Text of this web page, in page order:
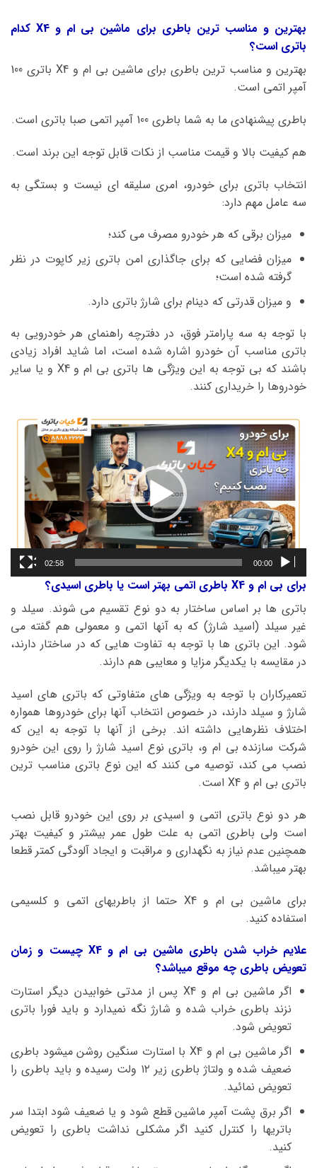
بهترین و مناسب ترین باطری برای ماشین بی ام و X4 کدام
باتری است؟
بهترین و مناسب ترین باطری برای ماشین بی ام و X4 باتری 100
آمپر اتمی است.
باطری پیشنهادی ما به شما باطری 100 آمپر اتمی صبا باتری است.
هم کیفیت بالا و قیمت مناسب از نکات قابل توجه این برند است.
انتخاب باتری برای خودرو، امری سلیقه ای نیست و بستگی به
سه عامل مهم دارد:
میزان برقی که هر خودرو مصرف می کند؛
میزان فضایی که برای جاگذاری امن باتری زیر کاپوت در نظر
گرفته شده است؛
و میزان قدرتی که دینام برای شارژ باتری دارد.
با توجه به سه پارامتر فوق، در دفترچه راهنمای هر خودرویی به
باتری مناسب آن خودرو اشاره شده است، اما شاید افراد زیادی
باشند که بی توجه به این ویژگی ها باتری بی ام و X4 و یا سایر
خودروها را خریداری کنند.
نمایشگر
ویدیو
00:00
02:58
برای بی ام و X4 باطری اتمی بهتر است یا باطری اسیدی؟
باتری ها بر اساس ساختار به دو نوع تقسیم می شوند. سیلد و
غیر سیلد (اسید شارژ) که به آنها اتمی و معمولی هم گفته می
شود. این باتری ها با توجه به تفاوت هایی که در ساختار دارند،
در مقایسه با یکدیگر مزایا و معایبی هم دارند.
تعمیرکاران با توجه به ویژگی های متفاوتی که باتری های اسید
شارژ و سیلد دارند، در خصوص انتخاب آنها برای خودروها همواره
اختلاف نظرهایی داشته اند. برخی از آنها با توجه به این که
شرکت سازنده بی ام و، باتری نوع اسید شارژ را روی این خودرو
نصب می کند، توصیه می کنند که این نوع باتری مناسب ترین
باتری بی ام و X4 است.
هر دو نوع باتری اتمی و اسیدی بر روی این خودرو قابل نصب
است ولی باطری اتمی به علت طول عمر بیشتر و کیفیت بهتر
همچنین عدم نیاز به نگهداری و مراقبت و ایجاد آلودگی کمتر قطعا
بهتر میباشد.
برای ماشین بی ام و X4 حتما از باطریهای اتمی و کلسیمی
استفاده کنید.
علایم خراب شدن باطری ماشین بی ام و X4 چیست و زمان
تعویض باطری چه موقع میباشد؟
اگر ماشین بی ام و X4 پس از مدتی خوابیدن دیگر استارت
نزند باطری خراب شده و شارژ نگه نمیدارد و باید فورا باتری
تعویض شود.
اگر ماشین بی ام و X4 با استارت سنگین روشن میشود باطری
ضعیف شده و ولتاژ باطری زیر ۱۲ ولت رسیده و باید باطری را
تعویض نمائید.
اگر برق پشت آمپر ماشین قطع شود و یا ضعیف شود ابتدا سر
باتریها را کنترل کنید اگر مشکلی نداشت باطری را تعویض
کنید.